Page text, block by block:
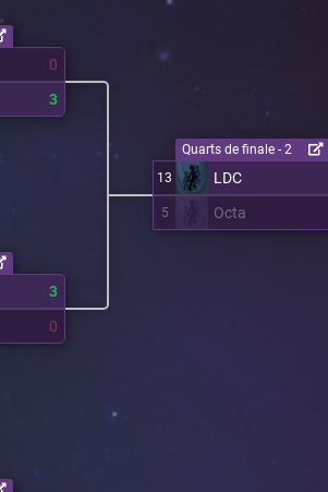
0
3
3
0
13 LDC
5 Octa
Quarts de finale - 2